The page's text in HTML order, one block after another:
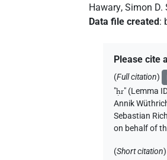
Hawary,Simon D.
Data file created :
Please cite
(Full citation)
"ḥr" (Lemma
Annik
Sebastian
on behalf of
(Short citation)